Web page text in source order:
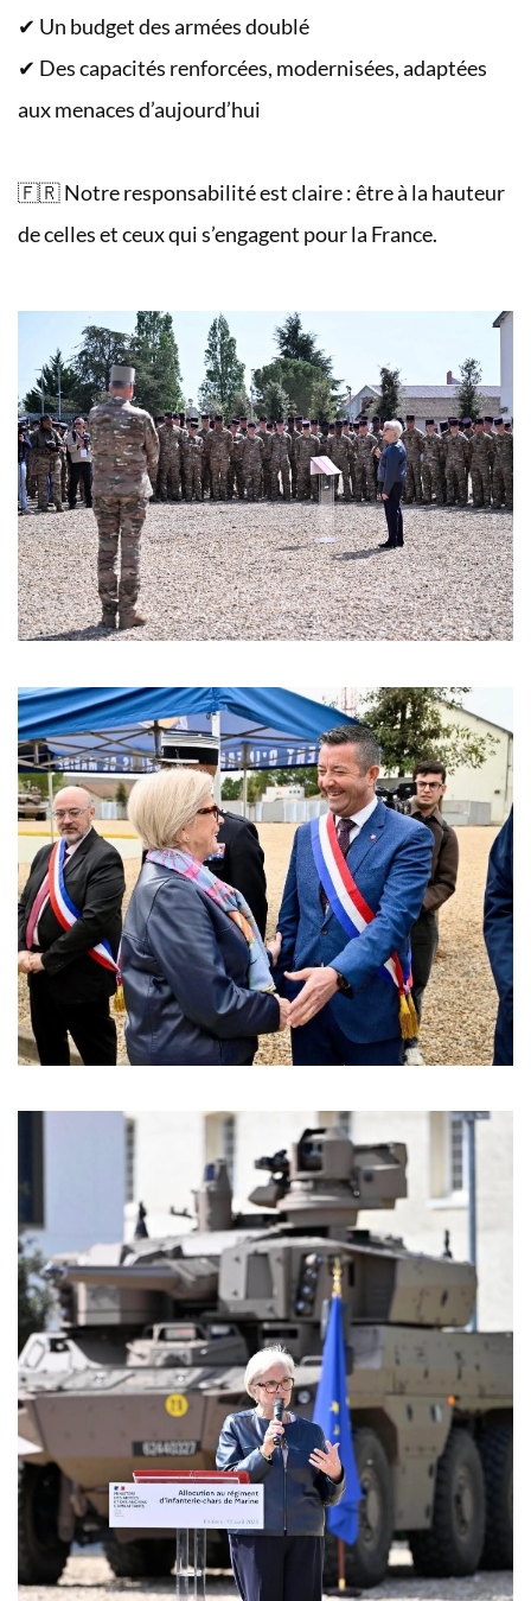
✔ Un budget des armées doublé
✔ Des capacités renforcées, modernisées, adaptées
aux menaces d’aujourd’hui
🇫🇷 Notre responsabilité est claire : être à la hauteur
de celles et ceux qui s’engagent pour la France.